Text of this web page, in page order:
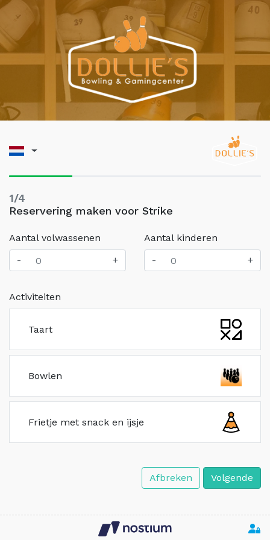
1/4
Reservering maken voor Strike
Aantal volwassenen
-
+
Aantal kinderen
-
+
Activiteiten
Taart
Bowlen
Frietje met snack en ijsje
Afbreken Volgende